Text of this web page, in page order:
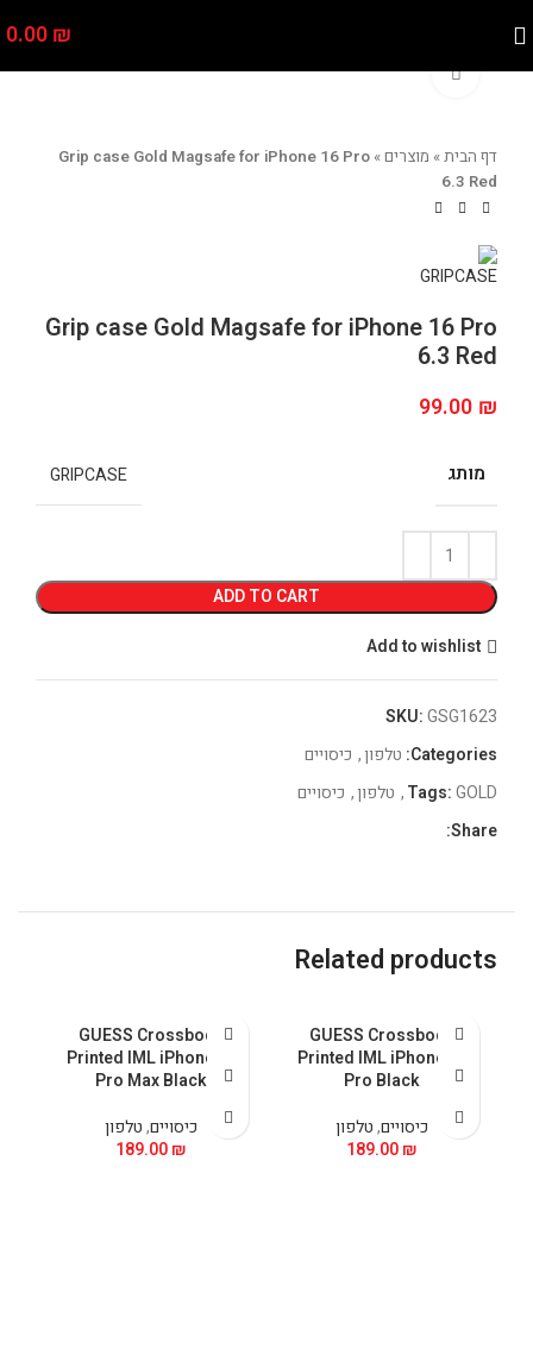
0.00₪
Click to enlarge
דף הבית» מוצרים»
Grip case Gold Magsafe for iPhone 16 Pro
6.3 Red
Grip case Gold Magsafe for iPhone 16 Pro
6.3 Red
99.00 ₪
מותג GRIPCASE
ADD TO CART
Add to wishlist
SKU:GSG1623
Categories: טלפון, כיסויים
Tags:GOLD
, טלפון, כיסויים
Share:
Related products
GUESS Crossbody
Printed IML iPhone 15
Pro Black
כיסויים,טלפון
189.00₪
GUESS Crossbody
Printed IML iPhone 15
Pro Max Black
כיסויים,טלפון
189.00₪